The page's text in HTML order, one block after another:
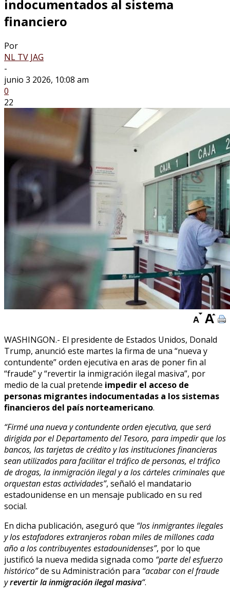
indocumentados al sistema
financiero
Por
NL TV JAG
-
junio 3 2026, 10:08 am
0
22
WASHINGON.- El presidente de Estados Unidos, Donald
Trump, anunció este martes la firma de una “nueva y
contundente” orden ejecutiva en aras de poner fin al
“fraude” y “revertir la inmigración ilegal masiva”, por
medio de la cual pretende impedir el acceso de
personas migrantes indocumentadas a los sistemas
financieros del país norteamericano.
“Firmé una nueva y contundente orden ejecutiva, que será
dirigida por el Departamento del Tesoro, para impedir que los
bancos, las tarjetas de crédito y las instituciones financieras
sean utilizados para facilitar el tráfico de personas, el tráfico
de drogas, la inmigración ilegal y a los cárteles criminales que
orquestan estas actividades”, señaló el mandatario
estadounidense en un mensaje publicado en su red
social.
En dicha publicación, aseguró que “los inmigrantes ilegales
y los estafadores extranjeros roban miles de millones cada
año a los contribuyentes estadounidenses”, por lo que
justificó la nueva medida signada como “parte del esfuerzo
histórico”de su Administración para “acabar con el fraude
yrevertir la inmigración ilegal masiva“.